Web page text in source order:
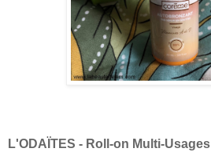
L'ODAÏTES - Roll-on Multi-Usages